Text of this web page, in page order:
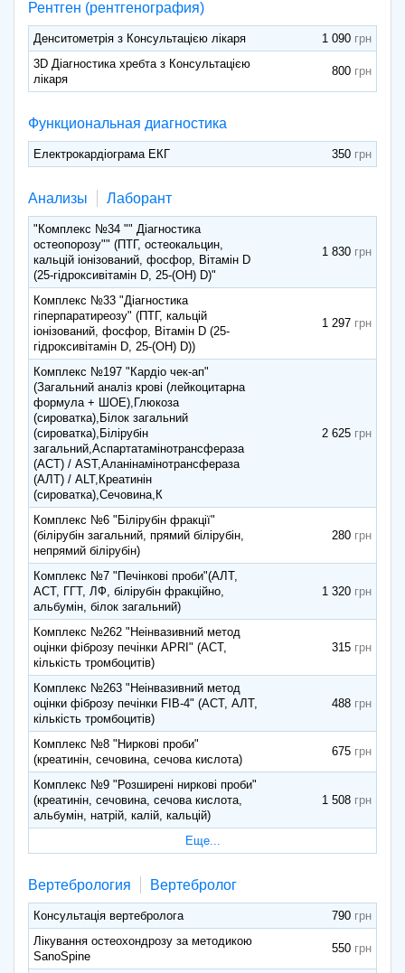
Рентген (рентгенография)
Денситометрія з Консультацією лікаря
1 090
3D Діагностика хребта з Консультацією
лікаря
800
Функциональная диагностика
Електрокардіограма ЕКГ 350
Анализы Лаборант
"Комплекс №34 "" Діагностика
остеопорозу"" (ПТГ, остеокальцин,
кальцій іонізований, фосфор, Вітамін D
(25-гідроксивітамін D, 25-(OH) D)"
1 830
Комплекс №33 "Діагностика
гіперпаратиреозу" (ПТГ, кальцій
іонізований, фосфор, Вітамін D (25-
гідроксивітамін D, 25-(OH) D))
1 297
Комплекс №197 "Кардіо чек-ап"
(Загальний аналіз крові (лейкоцитарна
формула + ШОЕ),Глюкоза
(сироватка),Білок загальний
(сироватка),Білірубін
загальний,Аспартатамінотрансфераза
(АСТ) / AST,Аланінамінотрансфераза
(АЛТ) / ALT,Креатинін
(сироватка),Сечовина,К
2 625
Комплекс №6 "Білірубін фракції"
(білірубін загальний, прямий білірубін,
непрямий білірубін)
280
Комплекс №7 "Печінкові проби"(АЛТ,
АСТ, ГГТ, ЛФ, білірубін фракційно,
альбумін, білок загальний)
1 320
Комплекс №262 "Неінвазивний метод
оцінки фіброзу печінки APRI" (АСТ,
кількість тромбоцитів)
315
Комплекс №263 "Неінвазивний метод
оцінки фіброзу печінки FIB-4" (АСТ, АЛТ,
кількість тромбоцитів)
488
Комплекс №8 "Ниркові проби"
(креатинін, сечовина, сечова кислота)
675
Комплекс №9 "Розширені ниркові проби"
(креатинін, сечовина, сечова кислота,
альбумін, натрій, калій, кальцій)
1 508
Еще...
Вертебрология Вертебролог
Консультація вертебролога
790
Лікування остеохондрозу за методикою
SanoSpine
550